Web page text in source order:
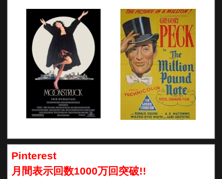
Pinterest
月間表示回数1000万回突破!!